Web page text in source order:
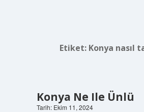
Etiket: Konya nasıl
Konya Ne Ile Ünlü
Tarih: Ekim 11, 2024